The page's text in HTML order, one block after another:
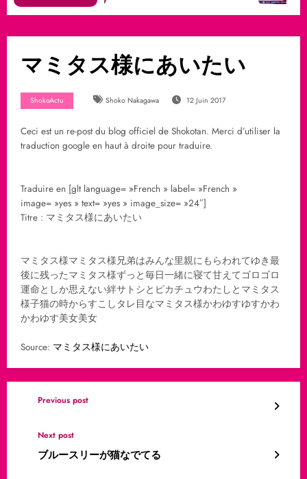
マミタス様にあいたい
ShokoActu Shoko Nakagawa 12 Juin 2017
Ceci est un re-post du blog officiel de Shokotan. Merci d’utiliser la
traduction google en haut à droite pour traduire.
Traduire en [glt language= »French » label= »French »
image= »yes » text= »yes » image_size= »24″]
Titre : マミタス様にあいたい
マミタス様マミタス様兄弟はみんな里親にもらわれてゆき最
後に残ったマミタス様ずっと毎日一緒に寝て甘えてゴロゴロ
運命としか思えない絆サトシとピカチュウわたしとマミタス
様子猫の時からすこしタレ目なマミタス様かわゆすゆすかわ
かわゆす美女美女
Source: マミタス様にあいたい
Previous post
Next post
ブルースリーが猫なでてる